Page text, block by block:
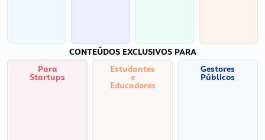
CONTEÚDOS EXCLUSIVOS PARA
Para
Startups
Estudantes
e
Educadores
Gestores
Públicos